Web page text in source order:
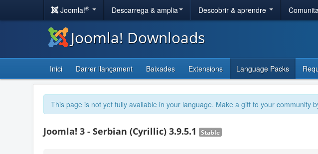
Joomla!® Descarrega & amplia Descobrir & aprendre
Joomla! Downloads
Inici Darrer llançament Baixades Extensions Language Packs
This page is not yet fully available in your language. Make a gift to your community
Joomla! 3 - Serbian (Cyrillic) 3.9.5.1 Stable